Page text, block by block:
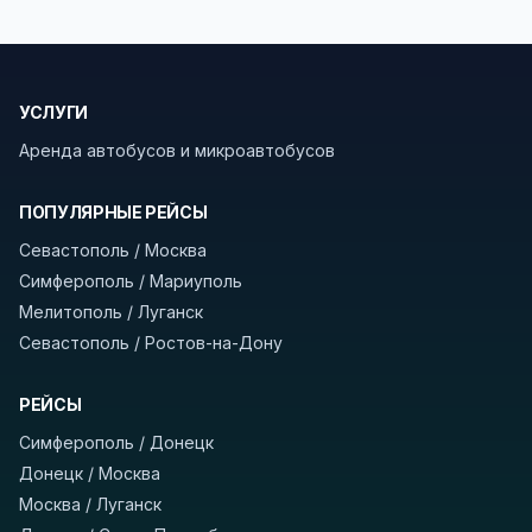
службе.
В автобусах есть всё необходимое для
комфортной поездки: регулировка сидений,
устройств, вода, пледы. На больших
автобусах работают стюарды. У нас
скрытых платежей
оплата производится только при посадке,
Как забронировать билет?
отправления и прибытия, дату выезда и
нажмите «Найти рейсы». В списке рейсов
вы увидите время выезда, место посадки,
УСЛУГИ
Аренда автобусов и микроавтобусов
ПОПУЛЯРНЫЕ РЕЙСЫ
Севастополь / Москва
Симферополь / Мариуполь
Мелитополь / Луганск
Севастополь / Ростов-на-Дону
РЕЙСЫ
Симферополь / Донецк
Донецк / Москва
Москва / Луганск